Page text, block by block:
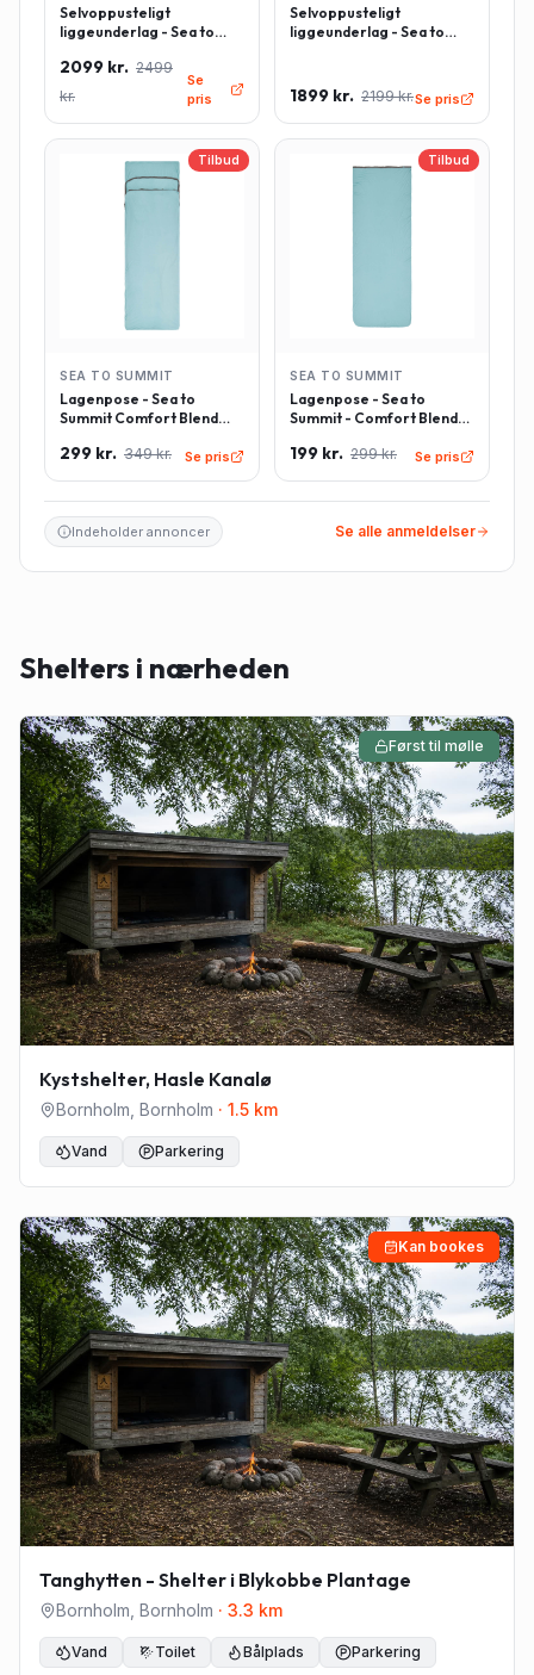
Selvoppusteligt
liggeunderlag - Sea to
Rektangulær - Large -
Grøn
2099 kr. 2499
kr.
Se
pris
Selvoppusteligt
liggeunderlag - Sea to
Grøn
1899 kr. 2199 kr.Se pris
Tilbud
SEA TO SUMMIT
Lagenpose - Sea to
Summit Comfort Blend
pudeindlæg -
299 kr. 349 kr. Se pris
Tilbud
SEA TO SUMMIT
Lagenpose - Sea to
Summit - Comfort Blend
Rektangulær - Lyseblå
199 kr. 299 kr. Se pris
Indeholder annoncer Se alle anmeldelser
Shelters i nærheden
Først til mølle
Kystshelter, Hasle Kanalø
Bornholm Bornholm · 1.5 km
Vand Parkering
Kan bookes
Tanghytten - Shelter i Blykobbe Plantage
Bornholm Bornholm · 3.3 km
Vand Toilet Bålplads Parkering